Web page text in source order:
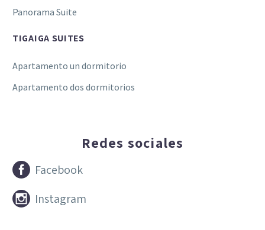
Panorama Suite
TIGAIGA SUITES
Apartamento un dormitorio
Apartamento dos dormitorios
Redes sociales

 Facebook

 Instagram